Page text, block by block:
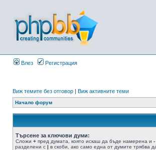
Влез Регистрация
Виж темите без отговор | Виж активните теми
Начало форум
Търсене за ключови думи:
Сложи + пред думата, която искаш да бъде намерена и -
разделени с | в скоби, ако само една от думите трябва